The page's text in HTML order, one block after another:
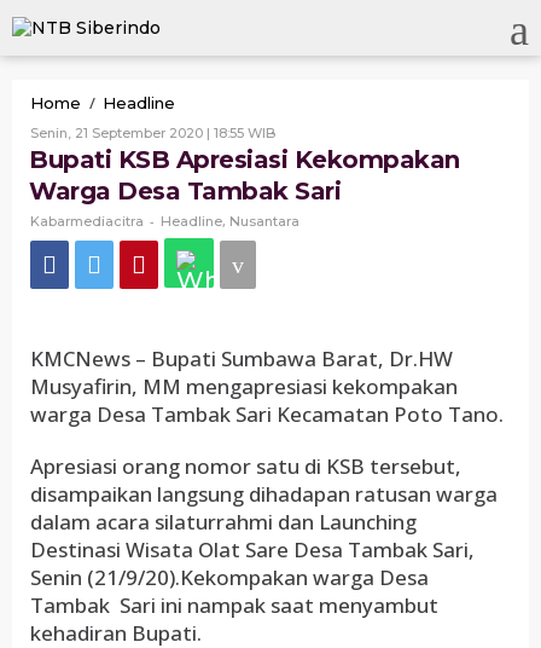
to
content
Home / Headline
KSB
Apresiasi
Kekompakan
Warga
Tambak
Sari
Senin, 21 September 2020 | 18:55 WIBOleh
Kabarmediacitra
Bupati KSB Apresiasi Kekompakan
Warga Desa Tambak Sari
Kabarmediacitra - Headline, Nusantara
KMCNews – Bupati Sumbawa Barat, Dr.HW
Musyafirin, MM mengapresiasi kekompakan
warga Desa Tambak Sari Kecamatan Poto Tano.
Apresiasi orang nomor satu di KSB tersebut,
disampaikan langsung dihadapan ratusan warga
dalam acara silaturrahmi dan Launching
Destinasi Wisata Olat Sare Desa Tambak Sari,
Senin (21/9/20).Kekompakan warga Desa
Tambak Sari ini nampak saat menyambut
kehadiran Bupati.